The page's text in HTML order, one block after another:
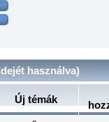
használva)
Új témák